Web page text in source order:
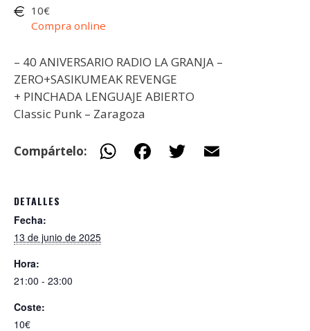
10€
Compra online
– 40 ANIVERSARIO RADIO LA GRANJA –
ZERO+SASIKUMEAK REVENGE
+ PINCHADA LENGUAJE ABIERTO
Classic Punk – Zaragoza
Compártelo: W
DETALLES
Fecha:
13 de junio de 2025
Hora:
21:00 - 23:00
Coste:
10€